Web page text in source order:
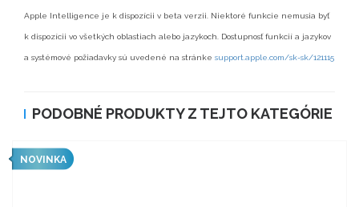
Apple Intelligence je k dispozícii v beta verzii. Niektoré funkcie nemusia byť
k dispozícii vo všetkých oblastiach alebo jazykoch. Dostupnosť funkcií a jazykov
a systémové požiadavky sú uvedené na stránke support.apple.com/sk-sk/121115
PODOBNÉ PRODUKTY Z TEJTO KATEGÓRIE
NOVINKA